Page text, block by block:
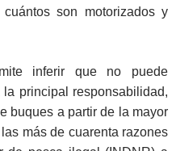
son motorizados y
inferir que no puede
principal responsabilidad,
buques a partir de la mayor
más de cuarenta razones